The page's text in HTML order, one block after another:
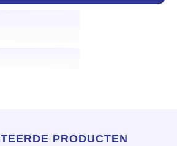
PRODUCTEN